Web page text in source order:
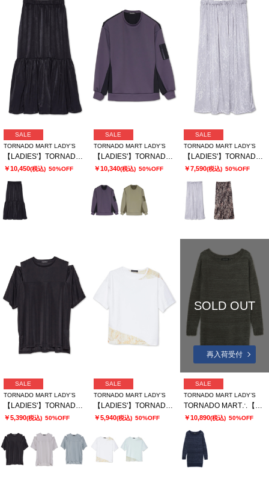
SALE
TORNADO MART LADY’S
【LADIES'】TORNADO MART∴サテンティアードスカート
￥10,450(税込) 50%OFF
SALE
TORNADO MART LADY’S
【LADIES'】TORNADO MART∴ダブルサテン切替プルオーバー
￥10,340(税込) 50%OFF
SALE
TORNADO MART LADY’S
【LADIES'】TORNADO MART∴レオパードプリントイージースカート
￥7,590(税込) 50%OFF
SALE
TORNADO MART LADY’S
￥5,390(税込) 50%OFF
SALE
TORNADO MART LADY’S
￥5,940(税込) 50%OFF
SOLD OUT
再入荷受付
SALE
TORNADO MART LADY’S
￥10,890(税込) 50%OFF